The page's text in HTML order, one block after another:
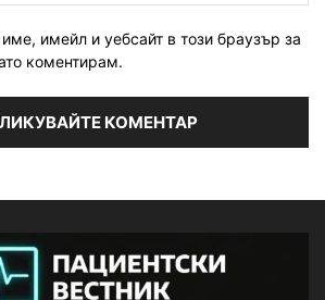
имейл и уебсайт в този браузър за
коментирам.